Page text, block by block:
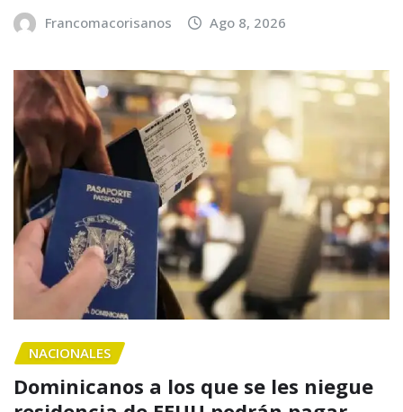
Francomacorisanos Ago 8, 2026
NACIONALES
Dominicanos a los que se les niegue